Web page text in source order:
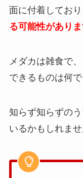
面に付着しており
る可能性がありま
メダカは雑食で
できるものは何で
知らず知らずの
いるかもしれませ